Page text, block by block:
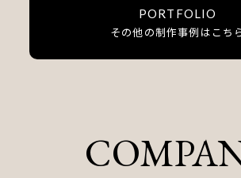
PORTFOLIO
その他の制作事例はこち